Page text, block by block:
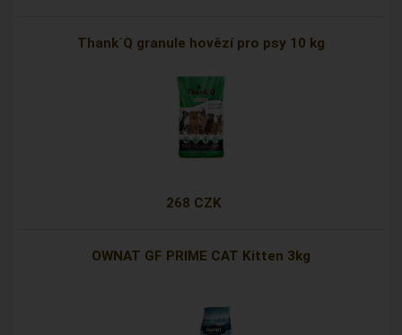
Thank´Q granule hovězí pro psy 10 kg
268 CZK
OWNAT GF PRIME CAT Kitten 3kg